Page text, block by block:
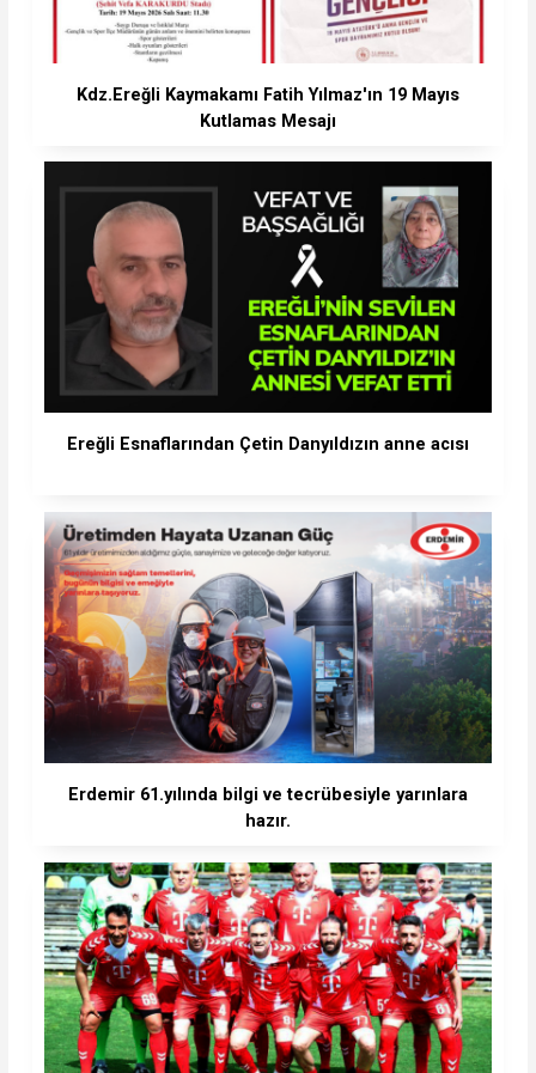
Kdz.Ereğli Kaymakamı Fatih Yılmaz'ın 19 Mayıs
Kutlamas Mesajı
Ereğli Esnaflarından Çetin Danyıldızın anne acısı
Erdemir 61.yılında bilgi ve tecrübesiyle yarınlara
hazır.